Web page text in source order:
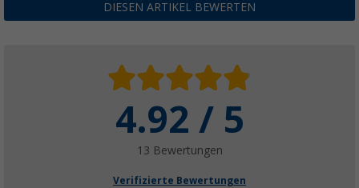
DIESEN ARTIKEL BEWERTEN
4.92 / 5
13 Bewertungen
Verifizierte Bewertungen